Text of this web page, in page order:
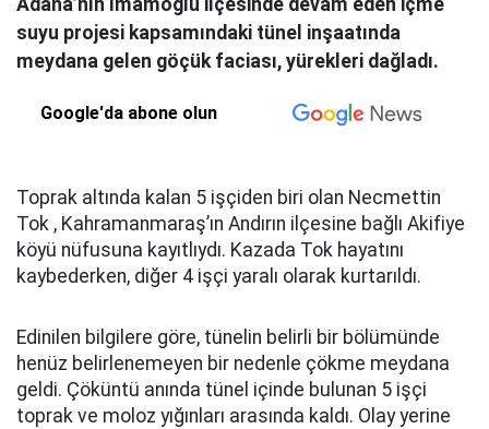
Adana’nın İmamoğlu ilçesinde devam eden içme
suyu projesi kapsamındaki tünel inşaatında
meydana gelen göçük faciası, yürekleri dağladı.
Google'da abone olun
Toprak altında kalan 5 işçiden biri olan Necmettin
Tok , Kahramanmaraş’ın Andırın ilçesine bağlı Akifiye
köyü nüfusuna kayıtlıydı. Kazada Tok hayatını
kaybederken, diğer 4 işçi yaralı olarak kurtarıldı.
Edinilen bilgilere göre, tünelin belirli bir bölümünde
henüz belirlenemeyen bir nedenle çökme meydana
geldi. Çöküntü anında tünel içinde bulunan 5 işçi
toprak ve moloz yığınları arasında kaldı. Olay yerine